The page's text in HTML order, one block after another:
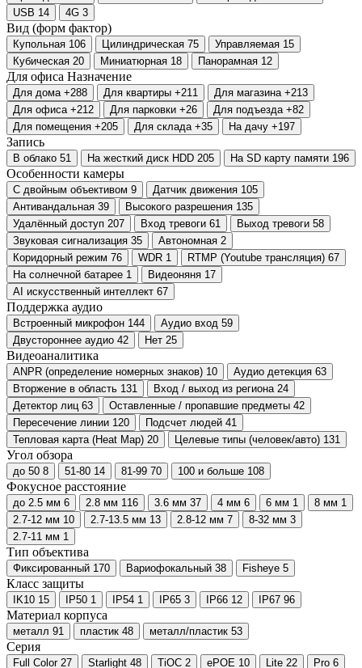
USB 14 4G 3
Вид (форм фактор)
Купольная 106 Цилиндрическая 75 Управляемая 15
Кубическая 20 Миниатюрная 18 Панорамная 12
Для офиса Назначение
Для дома +288 Для квартиры +211 Для магазина +213
Для офиса +212 Для парковки +26 Для подъезда +82
Для помещения +205 Для склада +35 На дачу +197
Запись
В облако 51 На жесткий диск HDD 205 На SD карту памяти 196
Особенности камеры
С двойным объективом 9 Датчик движения 105
Антивандальная 39 Высокого разрешения 135
Удалённый доступ 207 Вход тревоги 61 Выход тревоги 58
Звуковая сигнализация 35 Автономная 2
Коридорный режим 76 WDR 1 RTMP (Youtube трансляция) 67
На солнечной батарее 1 Видеоняня 17
AI искусственный интеллект 67
Поддержка аудио
Встроенный микрофон 144 Аудио вход 59
Двустороннее аудио 42 Нет 25
Видеоаналитика
ANPR (определение номерных знаков) 10 Аудио детекция 63
Вторжение в область 131 Вход / выход из региона 24
Детектор лиц 63 Оставленные / пропавшие предметы 42
Пересечение линии 120 Подсчет людей 41
Тепловая карта (Heat Map) 20 Целевые типы (человек/авто) 131
Угол обзора
до 50 8 51-80 14 81-99 70 100 и больше 108
Фокусное расстояние
до 2.5 мм 6 2.8 мм 116 3.6 мм 37 4 мм 6 6 мм 1 8 мм 1
2.7-12 мм 10 2.7-13.5 мм 13 2.8-12 мм 7 8-32 мм 3
2.7-11 мм 1
Тип объектива
Фиксированный 170 Вариофокальный 38 Fisheye 5
Класс защиты
IK10 15 IP50 1 IP54 1 IP65 3 IP66 12 IP67 96
Материал корпуса
металл 91 пластик 48 металл/пластик 53
Серия
Full Color 27 Starlight 48 TiOC 2 ePOE 10 Lite 22 Pro 6